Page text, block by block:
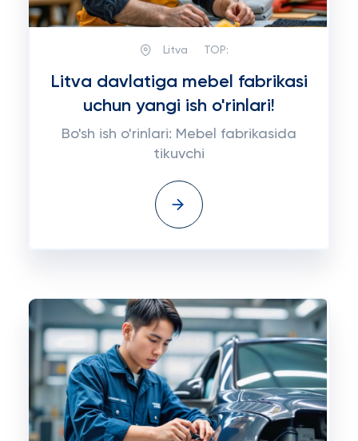
Litva TOP:
Litva davlatiga mebel fabrikasi
uchun yangi ish o'rinlari!
Bo'sh ish o'rinlari: Mebel fabrikasida
tikuvchi